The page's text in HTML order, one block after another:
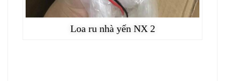
Loa ru nhà yến NX 2